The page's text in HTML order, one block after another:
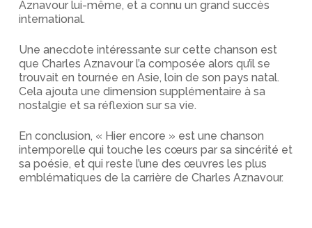
Aznavour lui-même, et a connu un grand succès
international.
Une anecdote intéressante sur cette chanson est
que Charles Aznavour l’a composée alors qu’il se
trouvait en tournée en Asie, loin de son pays natal.
Cela ajouta une dimension supplémentaire à sa
nostalgie et sa réflexion sur sa vie.
En conclusion, « Hier encore » est une chanson
intemporelle qui touche les cœurs par sa sincérité et
sa poésie, et qui reste l’une des œuvres les plus
emblématiques de la carrière de Charles Aznavour.